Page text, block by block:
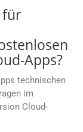
für
Apps?
technischen
im
Cloud-